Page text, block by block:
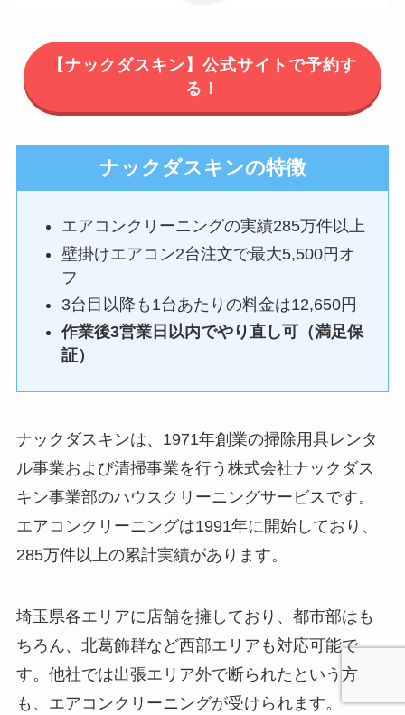
【ナックダスキン】公式サイトで予約す
る！
ナックダスキンの特徴
エアコンクリーニングの実績285万件以上
壁掛けエアコン2台注文で最大5,500円オ
フ
3台目以降も1台あたりの料金は12,650円
作業後3営業日以内でやり直し可（満足保
証）
ナックダスキンは、1971年創業の掃除用具レンタ
ル事業および清掃事業を行う株式会社ナックダス
キン事業部のハウスクリーニングサービスです。
エアコンクリーニングは1991年に開始しており、
285万件以上の累計実績があります。
埼玉県各エリアに店舗を擁しており、都市部はも
ちろん、北葛飾群など西部エリアも対応可能で
す。他社では出張エリア外で断られたという方
も、エアコンクリーニングが受けられます。